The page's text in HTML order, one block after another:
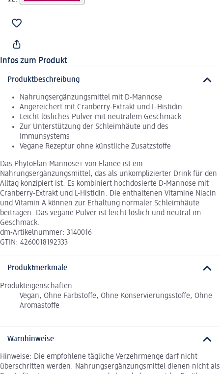
Infos zum Produkt
Produktbeschreibung
Nahrungsergänzungsmittel mit D-Mannose
Angereichert mit Cranberry-Extrakt und L-Histidin
Leicht lösliches Pulver mit neutralem Geschmack
Zur Unterstützung der Schleimhäute und des
Immunsystems
Vegane Rezeptur ohne künstliche Zusatzstoffe
Das PhytoElan Mannose+ von Elanee ist ein
Nahrungsergänzungsmittel, das als unkomplizierter Drink für den
Alltag konzipiert ist. Es kombiniert hochdosierte D-Mannose mit
Cranberry-Extrakt und L-Histidin. Die enthaltenen Vitamine Niacin
und Vitamin A können zur Erhaltung normaler Schleimhäute
beitragen. Das vegane Pulver ist leicht löslich und neutral im
Geschmack.
dm-Artikelnummer: 3140016
GTIN: 4260018192333
Produktmerkmale
Produkteigenschaften:
Vegan, Ohne Farbstoffe, Ohne Konservierungsstoffe, Ohne
Aromastoffe
Warnhinweise
Hinweise: Die empfohlene tägliche Verzehrmenge darf nicht
überschritten werden. Nahrungsergänzungsmittel dienen nicht als